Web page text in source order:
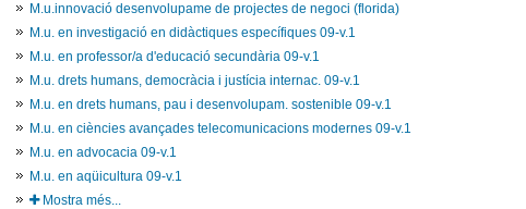
M.u.innovació desenvolupame de projectes de negoci (florida)
M.u. en investigació en didàctiques específiques 09-v.1
M.u. en professor/a d'educació secundària 09-v.1
M.u. drets humans, democràcia i justícia internac. 09-v.1
M.u. en drets humans, pau i desenvolupam. sostenible 09-v.1
M.u. en ciències avançades telecomunicacions modernes 09-v.1
M.u. en advocacia 09-v.1
M.u. en aqüicultura 09-v.1
Mostra més...